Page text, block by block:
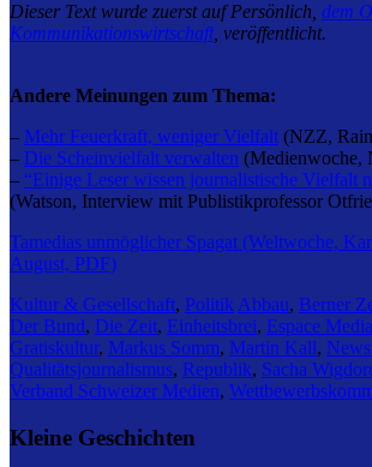
Dieser Text wurde zuerst auf Persönlich, dem
Kommunikationswirtschaft, veröffentlicht.
Andere Meinungen zum Thema:
– Mehr Feuerkraft, weniger Vielfalt (NZZ,
– Die Scheinvielfalt verwalten (Medienwoche,
– “Einige Leser wissen journalistische Vielfalt
(Watson, Interview mit Publistikprofessor
Tamedias unmöglicher Spagat (Weltwoche,
August, PDF)
Kultur & Gesellschaft, Politik Abbau, Berner
Der Bund, Die Zeit, Einheitsbrei, Espace
Gratiskultur, Markus Somm, Martin Kall,
Qualitätsjournalismus, Republik, Sacha
Verband Schweizer Medien,
Kleine Geschichten